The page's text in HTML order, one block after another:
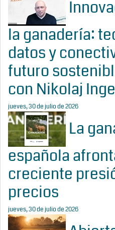
la ganadería:
datos y
futuro
con Nikolaj
jueves, 30 de julio de 2026
La
española
creciente
precios
jueves, 30 de julio de 2026